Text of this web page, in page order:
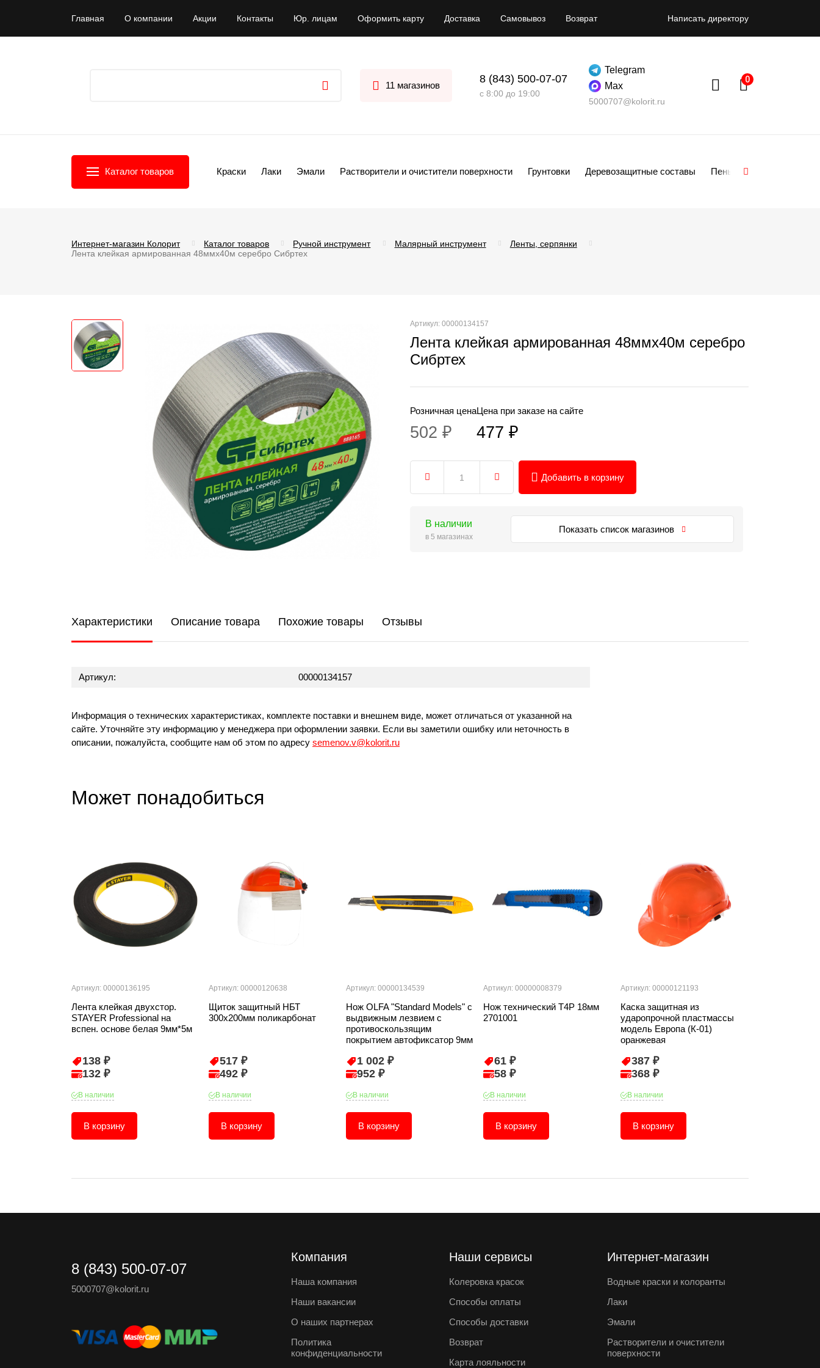
Главная О компании Акции Контакты Юр. лицам Оформить карту Доставка Самовывоз Возврат Написать директору
11 магазинов
8 (843) 500-07-07
с 8:00 до 19:00
Telegram
Max
5000707@kolorit.ru
Каталог товаров Краски Лаки Эмали Растворители и очистители поверхности Грунтовки Деревозащитные составы Пены
Интернет-магазин Колорит Каталог товаров Ручной инструмент Малярный инструмент
Ленты, серпянки
Лента клейкая армированная 48ммх40м серебро Сибртех
Артикул: 00000134157
Лента клейкая армированная 48ммх40м серебро
Сибртех
Розничная цена
502 ₽
Цена при заказе на сайте
477 ₽
Добавить в корзину
В наличии
в 5 магазинах
Показать список магазинов
Характеристики Описание товара Похожие товары Отзывы
Артикул: 00000134157
Информация о технических характеристиках, комплекте поставки и внешнем виде, может отличаться от указанной на
сайте. Уточняйте эту информацию у менеджера при оформлении заявки. Если вы заметили ошибку или неточность в
описании, пожалуйста, сообщите нам об этом по адресу semenov.v@kolorit.ru
Может понадобиться
Артикул: 00000136195
Лента клейкая двухстор.
STAYER Professional на
вспен. основе белая 9мм*5м
138 ₽
132 ₽
В наличии
В корзину
Артикул: 00000120638
Щиток защитный НБТ
300х200мм поликарбонат
517 ₽
492 ₽
В наличии
В корзину
Артикул: 00000134539
Нож OLFA "Standard Models" с
выдвижным лезвием с
противоскользящим
покрытием автофиксатор 9мм
1 002 ₽
952 ₽
В наличии
В корзину
Артикул: 00000008379
Нож технический T4P 18мм
2701001
61 ₽
58 ₽
В наличии
В корзину
Артикул: 00000121193
Каска защитная из
ударопрочной пластмассы
модель Европа (К-01)
оранжевая
387 ₽
368 ₽
В наличии
В корзину
8 (843) 500-07-07
5000707@kolorit.ru
Компания
Наша компания
Наши вакансии
О наших партнерах
Политика
конфиденциальности
Наши сервисы
Колеровка красок
Способы оплаты
Способы доставки
Возврат
Карта лояльности
Интернет-магазин
Водные краски и колоранты
Лаки
Эмали
Растворители и очистители
поверхности